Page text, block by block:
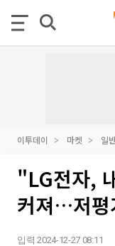
이투데이 마켓 일
"LG전자,
커져…저평
입력 2024-12-27 08:11